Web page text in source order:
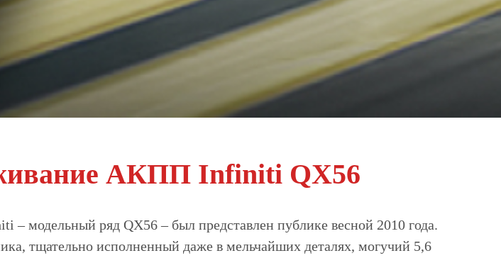
АКПП Infiniti QX56
– модельный ряд QX56 – был представлен публике весной 2010 года.
тщательно исполненный даже в мельчайших деталях, могучий 5,6